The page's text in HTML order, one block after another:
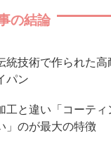
の結論
統技術で作られた高
パン
工と違い「コーティ
」のが最大の特徴